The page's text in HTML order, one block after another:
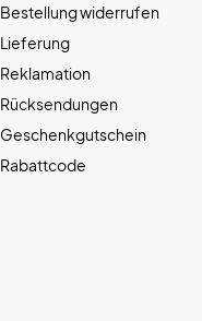
Bestellung widerrufen
Lieferung
Reklamation
Rücksendungen
Geschenkgutschein
Rabattcode